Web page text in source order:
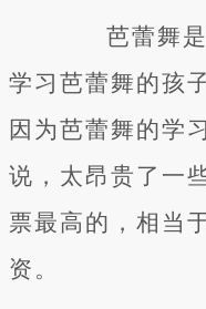
芭蕾舞是
学习芭蕾舞的孩
因为芭蕾舞的学
说，太昂贵了一
票最高的，相当
资。